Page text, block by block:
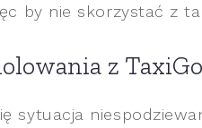
by nie skorzystać z
z
sytuacja